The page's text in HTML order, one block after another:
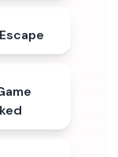
5.0★
4.8